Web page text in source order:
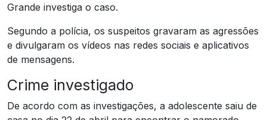
Grande investiga o caso.
Segundo a polícia, os suspeitos gravaram as agressões
e divulgaram os vídeos nas redes sociais e aplicativos
de mensagens.
Crime investigado
De acordo com as investigações, a adolescente saiu de